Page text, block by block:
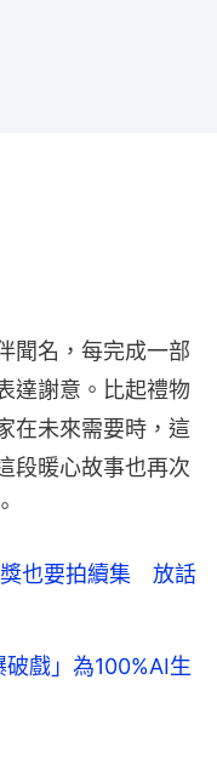
聞名，每完成一部
達謝意。比起禮物
在未來需要時，這
段暖心故事也再次
獎也要拍續集 放話
戲」為100%AI生